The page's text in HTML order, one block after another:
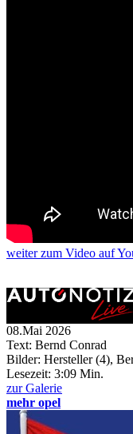
weiterzum Video auf
08.Mai 2026
Text: Bernd Conrad
Bilder: Hersteller (4),
Lesezeit: 3:09 Min.
zur Galerie
mehr opel